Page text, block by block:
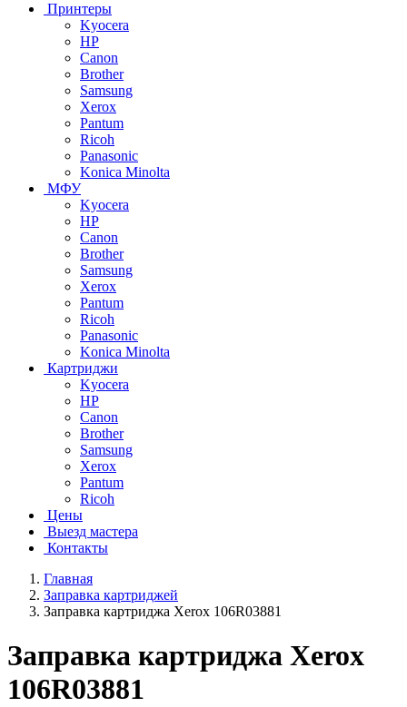
Принтеры
Kyocera
HP
Canon
Brother
Samsung
Xerox
Pantum
Ricoh
Panasonic
Konica Minolta
МФУ
Kyocera
HP
Canon
Brother
Samsung
Xerox
Pantum
Ricoh
Panasonic
Konica Minolta
Картриджи
Kyocera
HP
Canon
Brother
Samsung
Xerox
Pantum
Ricoh
Цены
Выезд мастера
Контакты
Главная
Заправка картриджей
Заправка картриджа Xerox 106R03881
Заправка картриджа Xerox
106R03881